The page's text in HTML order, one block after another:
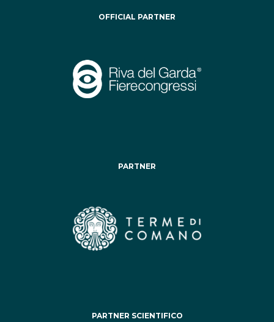
OFFICIAL PARTNER
PARTNER
PARTNER SCIENTIFICO